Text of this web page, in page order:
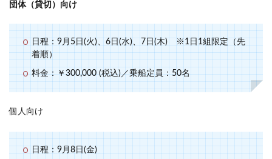
団体（貸切）向け
日程：9月5日(火)、6日(水)、7日(木) ※1日1組限定（先
着順）
料金：￥300,000 (税込)／乗船定員：50名
個人向け
日程：9月8日(金)